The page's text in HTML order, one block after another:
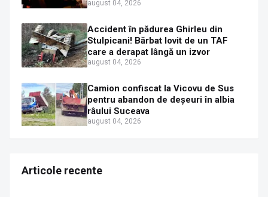
august 04, 2026
Accident în pădurea Ghirleu din
Stulpicani! Bărbat lovit de un TAF
care a derapat lângă un izvor
august 04, 2026
Camion confiscat la Vicovu de Sus
pentru abandon de deșeuri în albia
râului Suceava
august 04, 2026
Articole recente